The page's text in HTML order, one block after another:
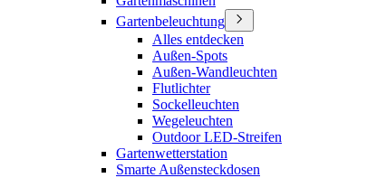
Gartenbeleuchtung
Alles entdecken
Außen-Spots
Außen-Wandleuchten
Flutlichter
Sockelleuchten
Wegeleuchten
Outdoor LED-Streifen
Gartenwetterstation
Smarte Außensteckdosen